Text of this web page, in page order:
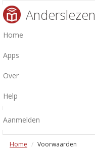
Anderslezen
Home
Apps
Over
Help
Aanmelden
Home Voorwaarden